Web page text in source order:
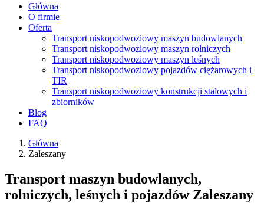
Główna
O firmie
Oferta
Transport niskopodwoziowy maszyn budowlanych
Transport niskopodwoziowy maszyn rolniczych
Transport niskopodwoziowy maszyn leśnych
Transport niskopodwoziowy pojazdów ciężarowych i
TIR
Transport niskopodwoziowy konstrukcji stalowych i
zbiorników
Blog
FAQ
Główna
Zaleszany
Transport maszyn budowlanych,
rolniczych, leśnych i pojazdów Zaleszany